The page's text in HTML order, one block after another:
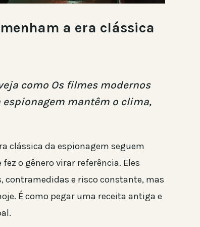
a era clássica
como Os filmes modernos
mantêm o clima,
clássica da espionagem seguem
o gênero virar referência. Eles
contramedidas e risco constante, mas
É como pegar uma receita antiga e